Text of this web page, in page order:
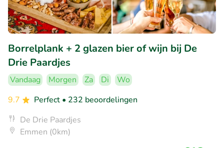
Borrelplank + 2 glazen bier of wijn bij De
Drie Paardjes
Vandaag Morgen Za Di
Wo
9.7
Perfect • 232 beoordelingen
De Drie Paardjes
Emmen (0km)